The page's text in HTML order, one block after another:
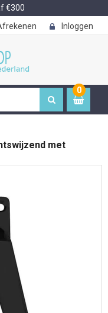
€300
Inloggen
0
item
met